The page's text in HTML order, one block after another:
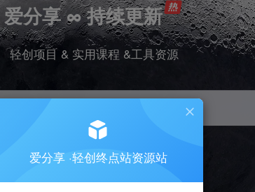
爱分享 ∞ 持续更新
轻创项目 & 实用课程 &工具资源
挂机 抖音 小红书 快手
爱分享 ·轻创终点站资源站